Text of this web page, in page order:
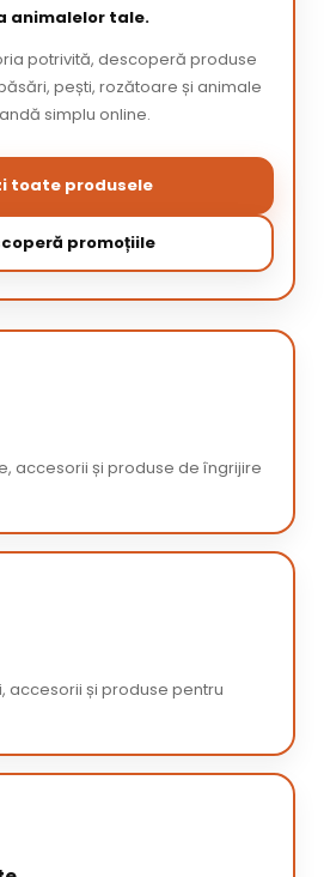
animalelor tale.
potrivită, descoperă produse
pești, rozătoare și animale
simplu online.
toate produsele
promoțiile
accesorii și produse de îngrijire
accesorii și produse pentru